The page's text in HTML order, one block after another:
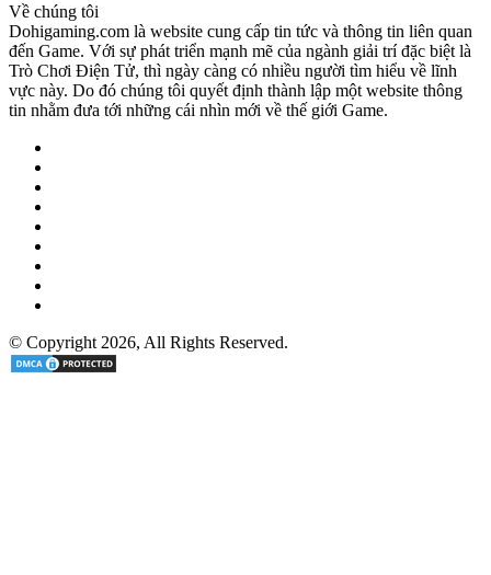
Về chúng tôi
Dohigaming.com là website cung cấp tin tức và thông tin liên quan
đến Game. Với sự phát triển mạnh mẽ của ngành giải trí đặc biệt là
Trò Chơi Điện Tử, thì ngày càng có nhiều người tìm hiểu về lĩnh
vực này. Do đó chúng tôi quyết định thành lập một website thông
tin nhằm đưa tới những cái nhìn mới về thế giới Game.
© Copyright 2026, All Rights Reserved.